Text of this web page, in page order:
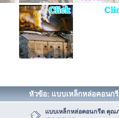
หัวข้อ: แบบเหล็กหล่อคอนก
แบบเหล็กหล่อคอนกรีต คุณ